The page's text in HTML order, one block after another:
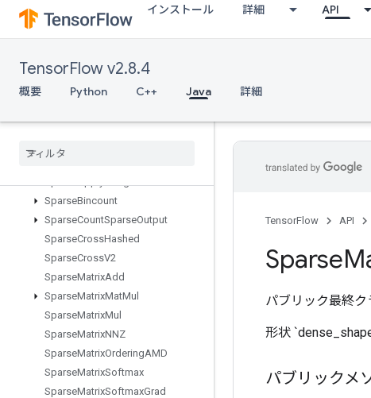
インストール 詳細 API
TensorFlow v2.8.4
概要 Python C++ Java 詳細
SleepDataset
Slice
Snapshot
SnapshotDataset
SnapshotNestedDatasetReader
SparseBincount
SparseCountSparseOutput
SparseCrossHashed
SparseCrossV2
SparseMatrixAdd
SparseMatrixMatMul
SparseMatrixMul
SparseMatrixNNZ
SparseMatrixOrderingAMD
SparseMatrixSoftmax
SparseMatrixSoftmaxGrad
TensorFlow API
Sparse
パブリック最終ク
形状
パブリックメ